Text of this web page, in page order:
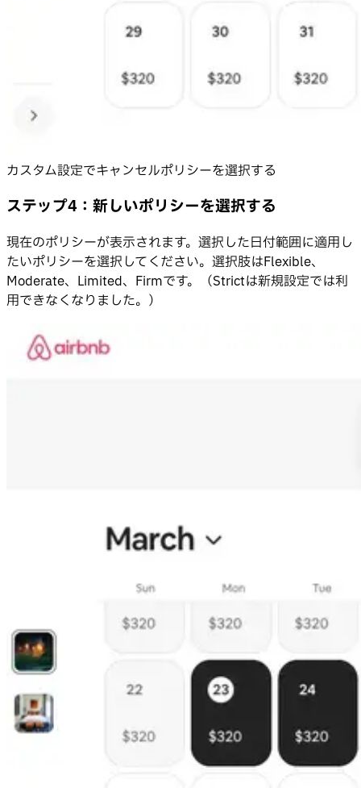
カスタム設定でキャンセルポリシーを選択する
ステップ4：新しいポリシーを選択する
現在のポリシーが表示されます。選択した日付範囲に適用し
たいポリシーを選択してください。選択肢はFlexible、
Moderate、Limited、Firmです。（Strictは新規設定では利
用できなくなりました。）